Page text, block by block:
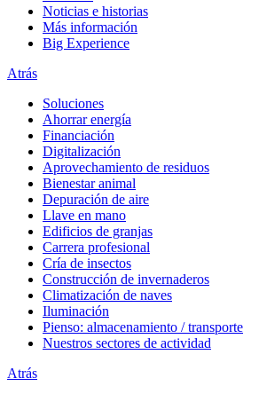
Noticias e historias
Más información
Big Experience
Atrás
Soluciones
Ahorrar energía
Financiación
Digitalización
Aprovechamiento de residuos
Bienestar animal
Depuración de aire
Llave en mano
Edificios de granjas
Carrera profesional
Cría de insectos
Construcción de invernaderos
Climatización de naves
Iluminación
Pienso: almacenamiento / transporte
Nuestros sectores de actividad
Atrás